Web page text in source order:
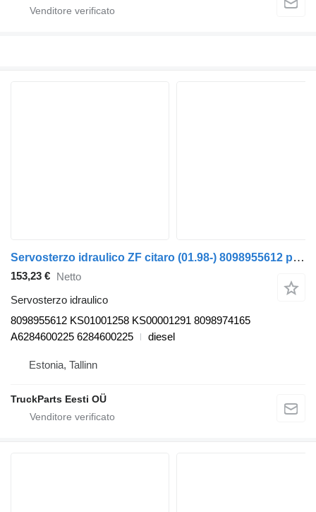
Servosterzo idraulico ZF citaro (01.98-) 8098955612 per autobus Mercedes-Benz Bus II (1996-)
153,23 €
Netto
Servosterzo idraulico
8098955612 KS01001258 KS00001291 8098974165
A6284600225 6284600225
diesel
Estonia, Tallinn
TruckParts Eesti OÜ